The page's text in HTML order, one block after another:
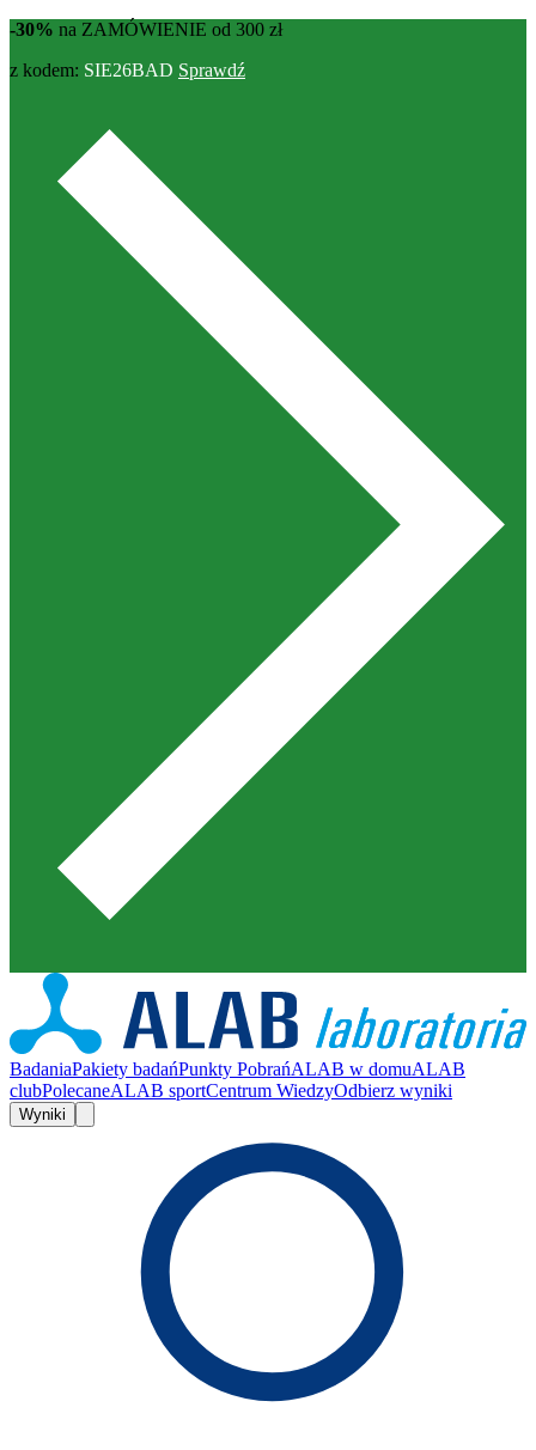
-30% na ZAMÓWIENIE od 300 zł
z kodem: SIE26BAD Sprawdź
BadaniaPakiety badańPunkty PobrańALAB w domuALAB
clubPolecaneALAB sportCentrum WiedzyOdbierz wyniki
Wyniki